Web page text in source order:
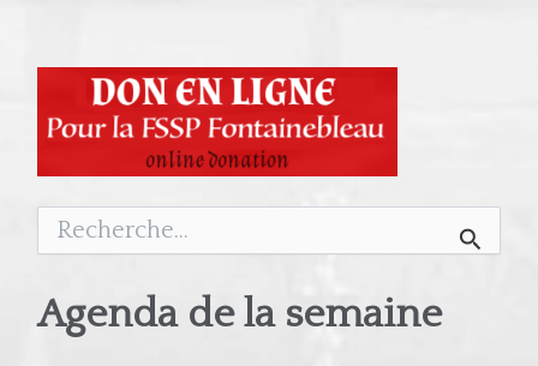
Rechercher :
Agenda de la semaine